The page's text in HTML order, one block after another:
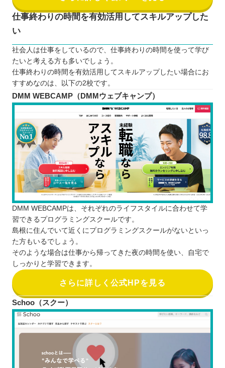
仕事終わりの時間を有効活用してスキルアップした
い
社会人は仕事をしているので、仕事終わりの時間を使って学び
たいと考える方も多いでしょう。
仕事終わりの時間を有効活用してスキルアップしたい場合にお
すすめなのは、以下の2校です。
DMM WEBCAMP（DMMウェブキャンプ）
DMM WEBCAMPは、それぞれのライフスタイルに合わせて学
習できるプログラミングスクールです。
島根に住んでいて近くにプログラミングスクールがないといっ
た方もいるでしょう。
そのような場合は仕事から帰ってきた夜の時間を使い、自宅で
しっかりと学習できます。
さらに詳しく公式HPを見る
Schoo（スクー）